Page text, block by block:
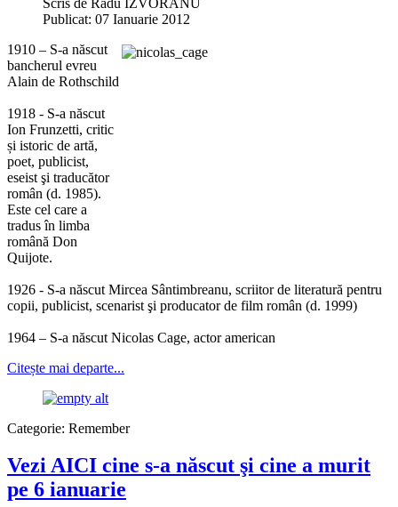
Publicat: 07 Ianuarie 2012
1910 – S-a născut
bancherul evreu
Alain de Rothschild
1918 - S-a născut
Ion Frunzetti, critic
și istoric de artă,
poet, publicist,
eseist şi traducător
român (d. 1985).
Este cel care a
tradus în limba
română Don
Quijote.
1926 - S-a născut Mircea Sântimbreanu, scriitor de literatură pentru
copii, publicist, scenarist şi producator de film român (d. 1999)
1964 – S-a născut Nicolas Cage, actor american
Citește mai departe...
Categorie: Remember
Vezi AICI cine s-a născut şi cine a murit
pe 6 ianuarie